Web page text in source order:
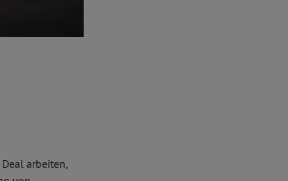
arbeiten,